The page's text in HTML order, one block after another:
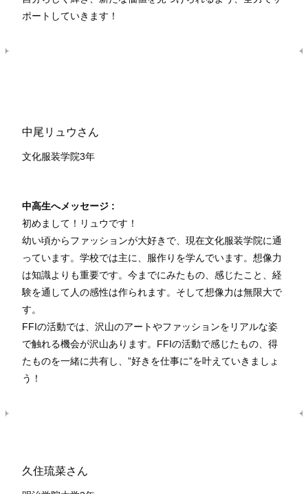
ポートしていきます！
中尾リュウさん
文化服装学院3年
中高生へメッセージ :
初めまして！リュウです！
幼い頃からファッションが大好きで、現在文化服装学院に通
っています。学校では主に、服作りを学んでいます。想像力
は知識よりも重要です。今までにみたもの、感じたこと、経
験を通して人の感性は作られます。そして想像力は無限大で
す。
FFIの活動では、沢山のアートやファッションをリアルな姿
で触れる機会が沢山あります。FFIの活動で感じたもの、得
たものを一緒に共有し、”好きを仕事に”を叶えていきましょ
う！
久住琉菜さん